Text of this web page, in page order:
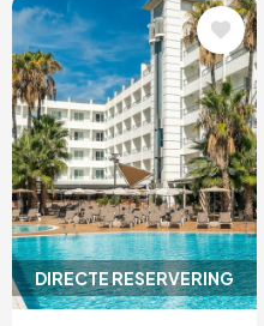
DIRECTE RESERVERING
Afbeelding